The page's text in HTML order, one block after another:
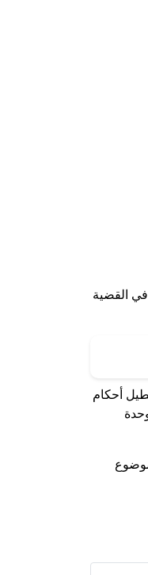
جنايات مدينة نصر أول، في القضية
إلى تعطيل أحكام